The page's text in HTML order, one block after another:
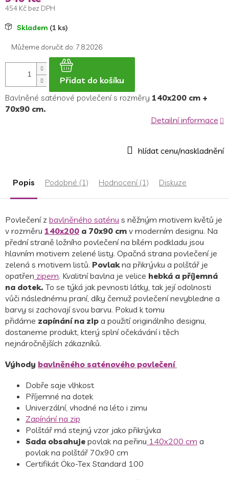
454 Kč bez DPH
MěrnáSkladem (1 ks)
Můžeme doručit do: 7.8.2026
Přidat do košíku
Bavlněné saténové povlečení s rozměry 140x200 cm +
70x90 cm.
Detailní informace
Popis Podobné (1) Hodnocení (1) Diskuze
Povlečení z bavlněného saténu s něžným motivem květů je
v rozměru 140x200 a 70x90 cm v moderním designu. Na
přední straně ložního povlečení na bílém podkladu jsou
hlavním motivem zelené listy. Opačná strana povlečení je
zelená s motivem listů. Povlakna přikrývku a polštář je
opatřen zipem. Kvalitní bavlna je velice hebká a příjemná
na dotek. To se týká jak pevnosti látky, tak její odolnosti
vůči následnému praní, díky čemuž povlečení nevybledne a
barvy si zachovají svou barvu. Pokud k tomu
přidáme zapínání na zip a použití originálního designu,
dostaneme produkt, který splní očekávání i těch
nejnáročnějších zákazníků.
Výhody bavlněného saténového povlečení
Dobře saje vlhkost
Příjemné na dotek
Univerzální, vhodné na léto i zimu
Zapínání na zip
Polštář má stejný vzor jako přikrývka
Sada obsahuje povlak na peřinu 140x200 cm a
povlak na polštář 70x90 cm
Certifikát Öko-Tex Standard 100